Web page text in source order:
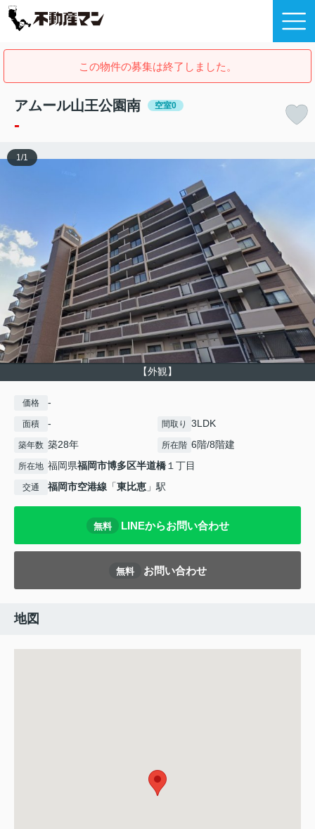
この物件の募集は終了しました。
アムール山王公園南 空室0
-
【外観】
1 /1
価格 -
面積 - 間取り 3LDK
築年数 築28年 所在階 6階/8階建
所在地 福岡県福岡市博多区半道橋 １丁目
交通 福岡市空港線 「東比恵 」駅
無料 LINEからお問い合わせ
無料 お問い合わせ
地図